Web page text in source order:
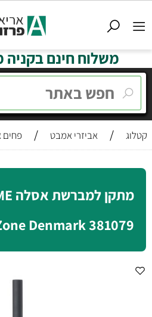
משלוח חינם בקניה מעל
קטלוג / אביזרי אמבט / פחים
381079 Zone Denmark